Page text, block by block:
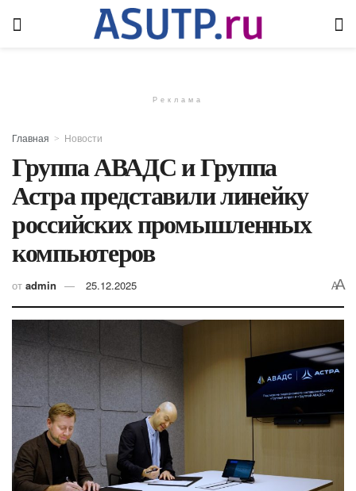
Реклама
Главная Новости
Группа АВАДС и Группа
Астра представили линейку
российских промышленных
компьютеров
от admin 25.12.2025 AA